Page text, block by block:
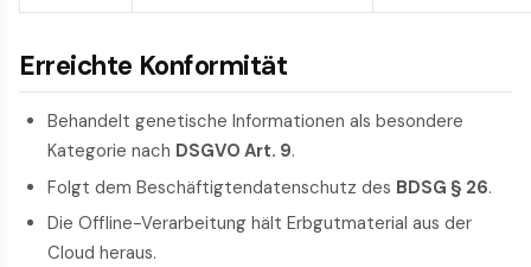
Erreichte Konformität
Behandelt genetische Informationen als besondere
Kategorie nach DSGVO Art. 9.
Folgt dem Beschäftigtendatenschutz des BDSG § 26.
Die Offline-Verarbeitung hält Erbgutmaterial aus der
Cloud heraus.